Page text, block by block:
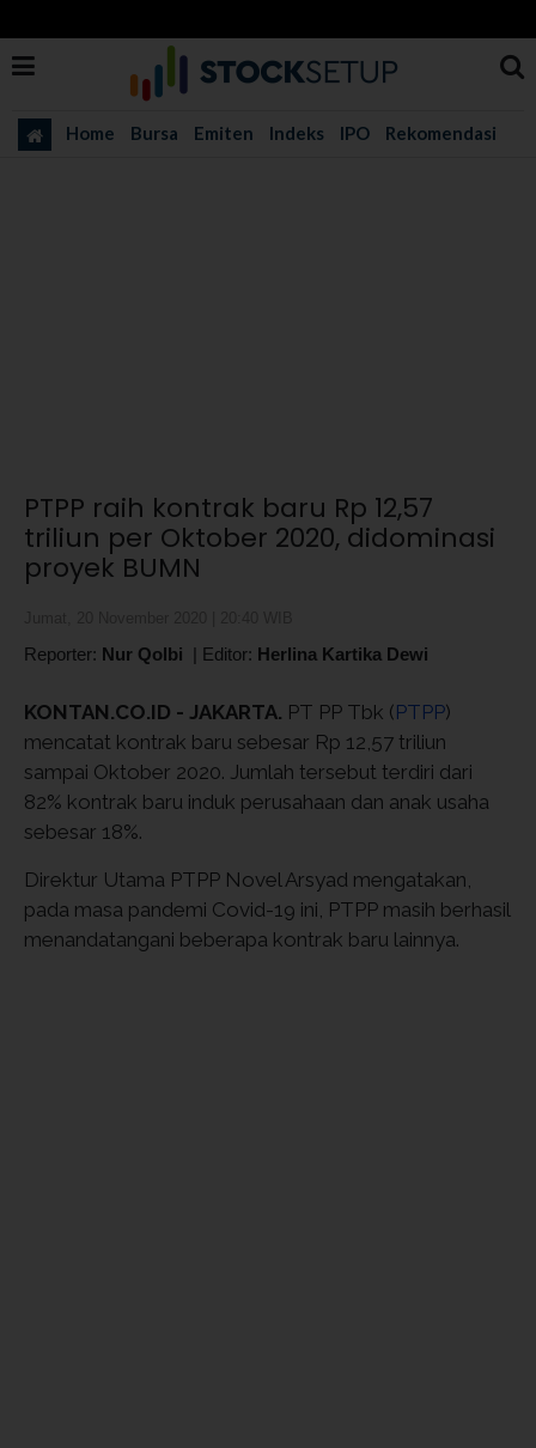
Home Bursa Emiten Indeks IPO Rekomendasi
PTPP raih kontrak baru Rp 12,57
triliun per Oktober 2020, didominasi
proyek BUMN
Reporter: Nur Qolbi | Editor: Herlina Kartika Dewi
KONTAN.CO.ID - JAKARTA. PT PP Tbk (PTPP)
mencatat kontrak baru sebesar Rp 12,57 triliun
sampai Oktober 2020. Jumlah tersebut terdiri dari
82% kontrak baru induk perusahaan dan anak usaha
sebesar 18%.
Direktur Utama PTPP Novel Arsyad mengatakan,
pada masa pandemi Covid-19 ini, PTPP masih berhasil
menandatangani beberapa kontrak baru lainnya.